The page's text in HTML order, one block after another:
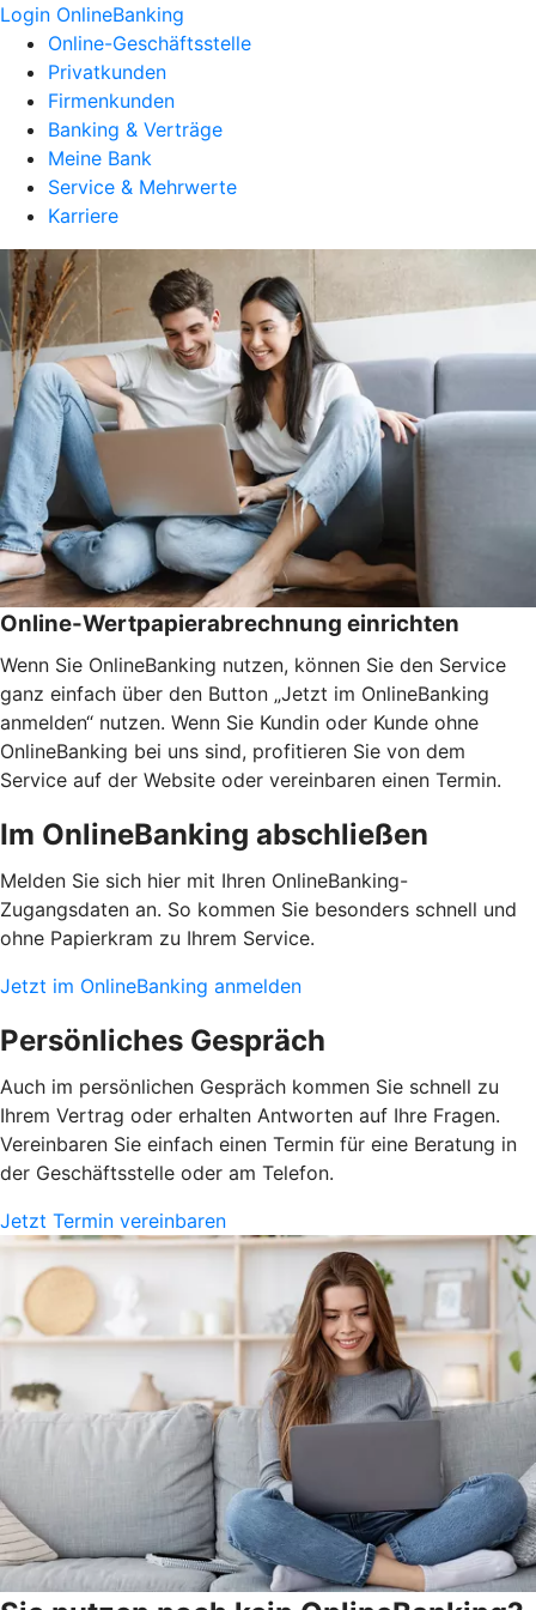
Login OnlineBanking
Online-Geschäftsstelle
Privatkunden
Firmenkunden
Banking & Verträge
Meine Bank
Service & Mehrwerte
Karriere
Online-Wertpapierabrechnung einrichten
Wenn Sie OnlineBanking nutzen, können Sie den Service
ganz einfach über den Button „Jetzt im OnlineBanking
anmelden“ nutzen. Wenn Sie Kundin oder Kunde ohne
OnlineBanking bei uns sind, profitieren Sie von dem
Service auf der Website oder vereinbaren einen Termin.
Im OnlineBanking abschließen
Melden Sie sich hier mit Ihren OnlineBanking-
Zugangsdaten an. So kommen Sie besonders schnell und
ohne Papierkram zu Ihrem Service.
Jetzt im OnlineBanking anmelden
Persönliches Gespräch
Auch im persönlichen Gespräch kommen Sie schnell zu
Ihrem Vertrag oder erhalten Antworten auf Ihre Fragen.
Vereinbaren Sie einfach einen Termin für eine Beratung in
der Geschäftsstelle oder am Telefon.
Jetzt Termin vereinbaren